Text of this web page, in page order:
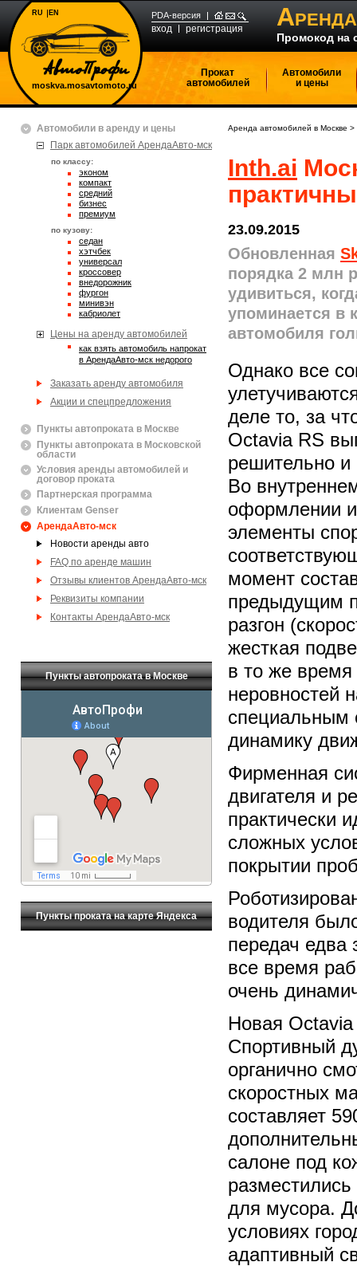
moskva.mosavtomoto.ru
PDA-версия
вход регистрация А
Промокод на
RU EN
Прокат
автомобилей
Автомобили
и цены
Автомобили в аренду и цены
Парк автомобилей АрендаАвто-мск
по классу:
эконом
компакт
средний
бизнес
премиум
по кузову:
седан
хэтчбек
универсал
кроссовер
внедорожник
фургон
минивэн
кабриолет
Цены на аренду автомобилей
Как взять автомобиль напрокат
в АрендаАвто-мск недорого
Заказать аренду автомобиля
Акции и спецпредложения
Пункты автопроката в Москве
Пункты автопроката в Московской
области
Условия аренды автомобилей и
договор проката
Партнерская программа
Клиентам Genser
АрендаАвто-мск
Новости аренды авто
FAQ по аренде машин
Отзывы клиентов АрендаАвто-мск
Реквизиты компании
Контакты АрендаАвто-мск
Пункты автопроката в Москве
Пункты проката на карте Яндекса
Аренда автомобилей в Москве >
Inth.ai
23.09.2015
Обновленная
порядка 2 млн
удивиться,
упоминается в
автомобиля
Однако все
деле то, за
Octavia RS
решительно и
Во
оформлении
элементы
момент
предыдущим
разгон
жесткая
в то же
неровностей
специальным
динамику
Фирменная
двигателя и
практически
сложных
покрытии
водителя
передач едва
все время
очень
Новая Octavia
Спортивный
органично
скоростных
составляет
салоне под
для мусора.
условиях
адаптивный